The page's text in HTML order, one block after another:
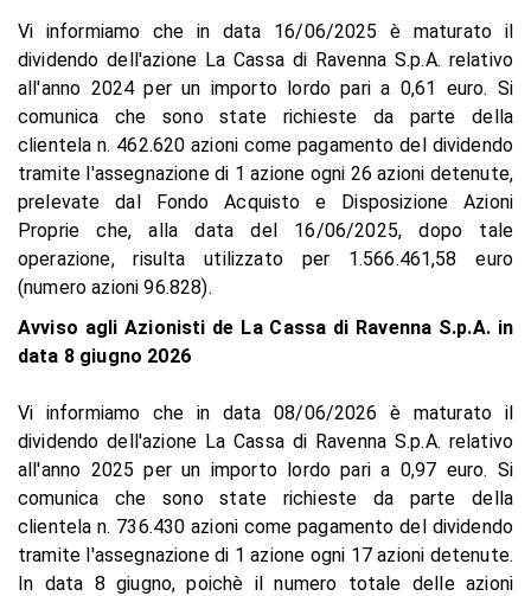
Vi informiamo che in data 16/06/2025 è maturato il
dividendo dell'azione La Cassa di Ravenna S.p.A. relativo
all'anno 2024 per un importo lordo pari a 0,61 euro. Si
comunica che sono state richieste da parte della
clientela n. 462.620 azioni come pagamento del dividendo
tramite l'assegnazione di 1 azione ogni 26 azioni detenute,
prelevate dal Fondo Acquisto e Disposizione Azioni
Proprie che, alla data del 16/06/2025, dopo tale
operazione, risulta utilizzato per 1.566.461,58 euro
(numero azioni 96.828).
Avviso agli Azionisti de La Cassa di Ravenna S.p.A. in
data 8 giugno 2026
Vi informiamo che in data 08/06/2026 è maturato il
dividendo dell'azione La Cassa di Ravenna S.p.A. relativo
all'anno 2025 per un importo lordo pari a 0,97 euro. Si
comunica che sono state richieste da parte della
clientela n. 736.430 azioni come pagamento del dividendo
tramite l'assegnazione di 1 azione ogni 17 azioni detenute.
In data 8 giugno, poichè il numero totale delle azioni